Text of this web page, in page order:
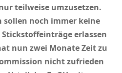
teilweise umzusetzen.
sollen noch immer keine
Stickstoffeinträge erlassen
nun zwei Monate Zeit zu
nicht zufrieden